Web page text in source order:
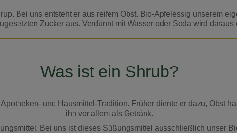
Bei uns entsteht er aus reifem Obst, Bio-Apfelessig unserem
Zucker aus. Verdünnt mit Wasser oder Soda wird daraus
Was ist ein Shrub?
und Hausmittel-Tradition. Früher diente er dazu, Obst
ihn vor allem als Getränk.
Bei uns ist dieses Süßungsmittel ausschließlich unser